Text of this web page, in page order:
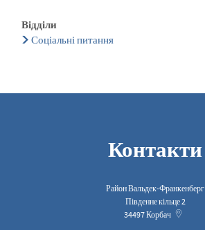
Відділи
Соціальні питання
Контакти
Район Вальдек-Франкенберг
Південне кільце 2
34497Корбач